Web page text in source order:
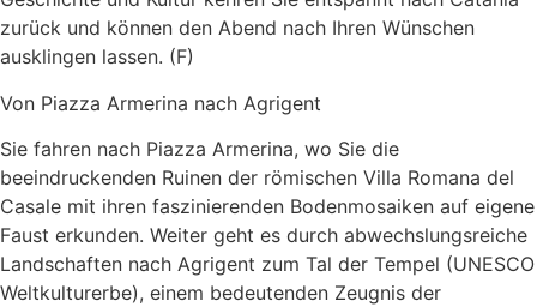
zurück und können den Abend nach Ihren Wünschen
ausklingen lassen. (F)
Von Piazza Armerina nach Agrigent
Sie fahren nach Piazza Armerina, wo Sie die
beeindruckenden Ruinen der römischen Villa Romana del
Casale mit ihren faszinierenden Bodenmosaiken auf eigene
Faust erkunden. Weiter geht es durch abwechslungsreiche
Landschaften nach Agrigent zum Tal der Tempel (UNESCO
Weltkulturerbe), einem bedeutenden Zeugnis der